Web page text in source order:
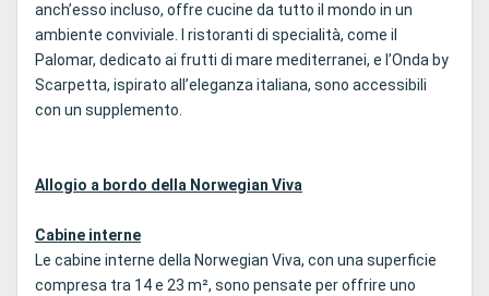
anch’esso incluso, offre cucine da tutto il mondo in un
ambiente conviviale. I ristoranti di specialità, come il
Palomar, dedicato ai frutti di mare mediterranei, e l’Onda by
Scarpetta, ispirato all’eleganza italiana, sono accessibili
con un supplemento.
Allogio a bordo della Norwegian Viva
Cabine interne
Le cabine interne della Norwegian Viva, con una superficie
compresa tra 14 e 23 m², sono pensate per offrire uno